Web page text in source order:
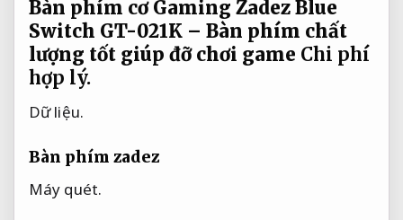
Bàn phím cơ Gaming Zadez Blue
Switch GT-021K – Bàn phím chất
lượng tốt giúp đỡ chơi game Chi phí
hợp lý.
Dữ liệu.
Bàn phím zadez
Máy quét.